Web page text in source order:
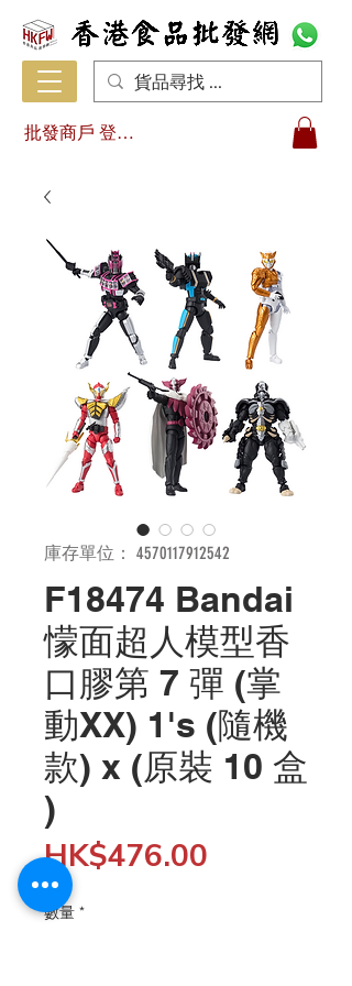
批發商戶 登入/註冊
庫存單位： 4570117912542
F18474 Bandai
懞面超人模型香
口膠第 7 彈 (掌
動XX) 1's (隨機
款) x (原裝 10 盒
)
HK$476.00
數量 *